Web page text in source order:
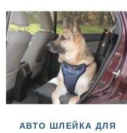
АВТО ШЛЕЙКА ДЛЯ